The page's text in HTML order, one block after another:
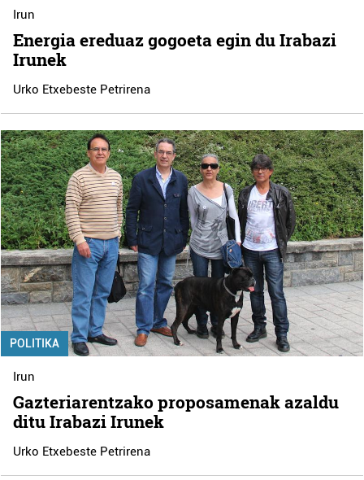
Irun
Energia ereduaz gogoeta egin du Irabazi
Irunek
Urko Etxebeste Petrirena
POLITIKA
Irun
Gazteriarentzako proposamenak azaldu
ditu Irabazi Irunek
Urko Etxebeste Petrirena